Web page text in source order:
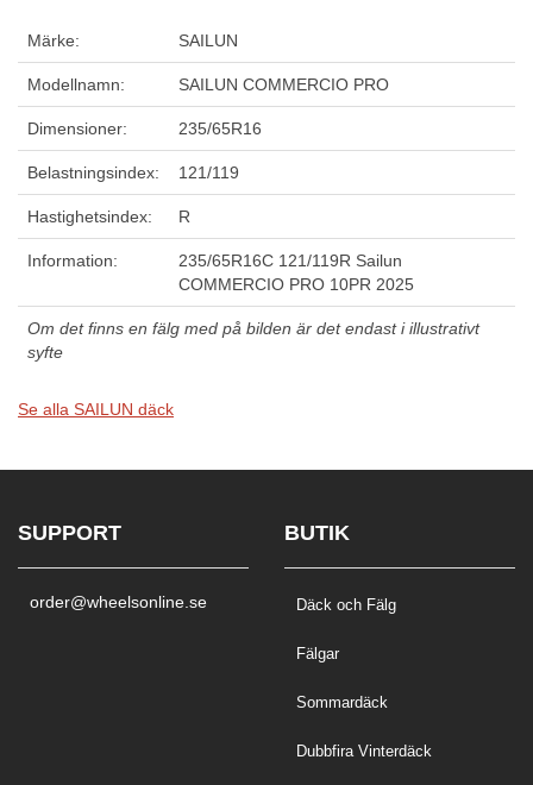
Märke: SAILUN
Modellnamn: SAILUN COMMERCIO PRO
Dimensioner: 235/65R16
Belastningsindex: 121/119
Hastighetsindex: R
Information:
235/65R16C 121/119R Sailun
COMMERCIO PRO 10PR 2025
Om det finns en fälg med på bilden är det endast i illustrativt
syfte
Se alla SAILUN däck
SUPPORT
order@wheelsonline.se
BUTIK
Däck och Fälg
Fälgar
Sommardäck
Dubbfira Vinterdäck